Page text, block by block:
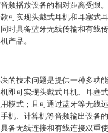
频播放设备的相对距离受限。
可实现头戴式耳机和耳塞式
时具备蓝牙无线传输和有线
产品。
的技术问题是提供一种多功能
即可实现头戴式耳机、耳塞
模式；且可通过蓝牙等无线
机、计算机等音频输出设备
备无线连接和有线连接双重